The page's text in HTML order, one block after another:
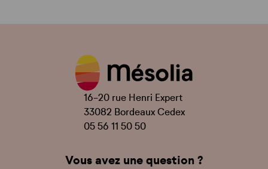
16-20 rue Henri Expert
33082 Bordeaux Cedex
05 56 11 50 50
Vous avez une question ?